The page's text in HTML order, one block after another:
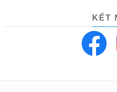
KẾT